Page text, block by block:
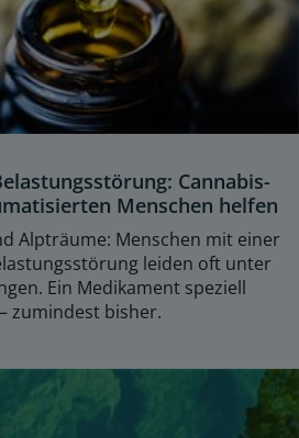
Cannabis-
Menschen helfen
Alpträume: Menschen mit einer
leiden oft unter
Ein Medikament speziell
zumindest bisher.